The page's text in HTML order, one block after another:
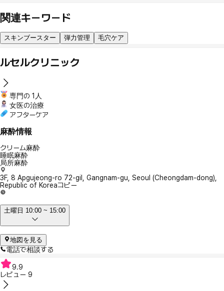
関連キーワード
スキンブースター 弾力管理 毛穴ケア
ルセルクリニック
専門の 1人
女医の治療
アフターケア
麻酔情報
クリーム麻酔
睡眠麻酔
局所麻酔
3F, 8 Apgujeong-ro 72-gil, Gangnam-gu, Seoul (Cheongdam-dong),
Republic of Koreaコピー
土曜日 10:00 ~ 15:00
地図を見る
電話で相談する
9.9
レビュー 9